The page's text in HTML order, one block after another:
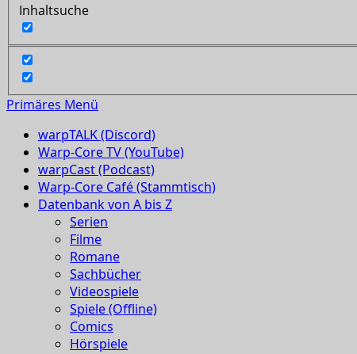
Inhaltsuche
Primäres Menü
warpTALK (Discord)
Warp-Core TV (YouTube)
warpCast (Podcast)
Warp-Core Café (Stammtisch)
Datenbank von A bis Z
Serien
Filme
Romane
Sachbücher
Videospiele
Spiele (Offline)
Comics
Hörspiele